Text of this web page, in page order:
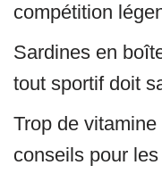
compétition
Sardines en
tout sportif doit
Trop de
conseils pour